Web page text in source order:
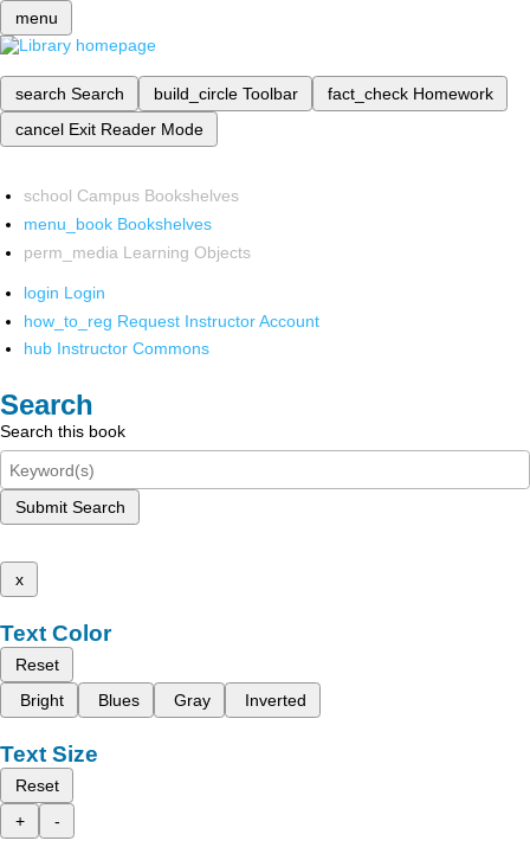
menu
search Search build_circle Toolbar fact_check Homework
cancel Exit Reader Mode
school Campus Bookshelves
menu_book Bookshelves
perm_media Learning Objects
login Login
how_to_reg Request Instructor Account
hub Instructor Commons
Search
Search this book
Submit Search
x
Text Color
Reset
Bright
Blues Gray Inverted
Text Size
Reset
+
-